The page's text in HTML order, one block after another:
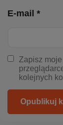
E-mail *
Zapisz
kolejnych
Opublikuj